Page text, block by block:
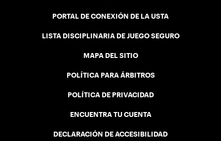
PORTAL DE CONEXIÓN DE LA USTA
LISTA DISCIPLINARIA DE JUEGO SEGURO
MAPA DEL SITIO
POLÍTICA PARA ÁRBITROS
POLÍTICA DE PRIVACIDAD
ENCUENTRA TU CUENTA
DECLARACIÓN DE ACCESIBILIDAD